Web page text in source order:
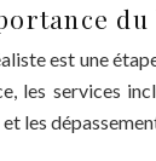
est une
les services
les